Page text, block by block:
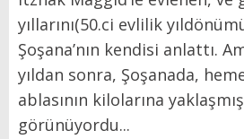
yıllarını(50.ci evlilik
Şoşana’nın kendisi anlattı.
yıldan sonra, Şoşanada,
ablasının kilolarına
görünüyordu...